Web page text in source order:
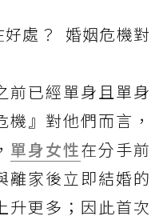
處？ 婚姻危機對
前已經單身且單身
』對他們而言，
單身女性在分手前
離家後立即結婚的
升更多；因此首次